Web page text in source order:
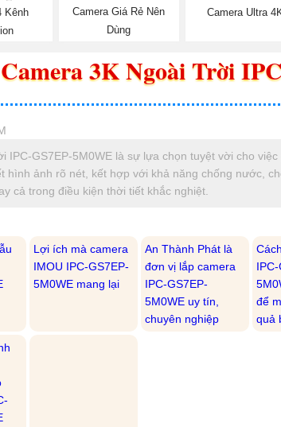
Kênh
Camera Giá Rẻ Nên
Dùng
Camera Ultra
3K Ngoài Trời
IPC-GS7EP-5M0WE là sự lựa chọn tuyệt vời cho
hình ảnh rõ nét, kết hợp với khả năng chống nước,
cả trong điều kiện thời tiết khắc nghiệt.
Lợi ích mà camera
IMOU IPC-GS7EP-
5M0WE mang lại
An Thành Phát là
đơn vị lắp camera
IPC-GS7EP-
5M0WE uy tín,
chuyên nghiệp
để
quả